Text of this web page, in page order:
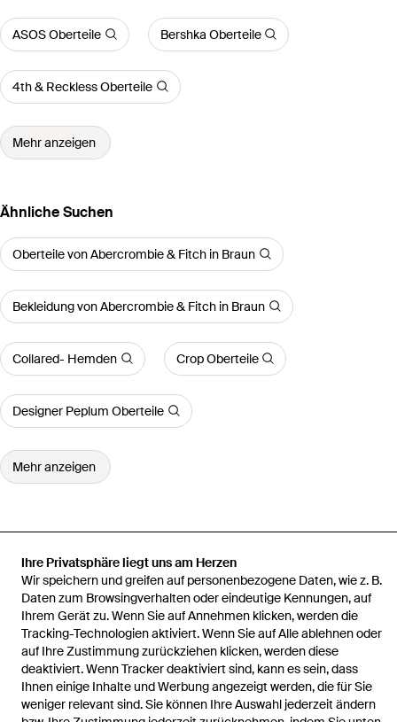
Ihre Privatsphäre liegt uns am Herzen
Wir speichern und greifen auf personenbezogene Daten, wie z. B.
Daten zum Browsingverhalten oder eindeutige Kennungen, auf
Ihrem Gerät zu. Wenn Sie auf Annehmen klicken, werden die
Tracking-Technologien aktiviert. Wenn Sie auf Alle ablehnen oder
auf Ihre Zustimmung zurückziehen klicken, werden diese
deaktiviert. Wenn Tracker deaktiviert sind, kann es sein, dass
Ihnen einige Inhalte und Werbung angezeigt werden, die für Sie
weniger relevant sind. Sie können Ihre Auswahl jederzeit ändern
ASOS Oberteile Bershka Oberteile
4th & Reckless Oberteile
Mehr anzeigen
Ähnliche Suchen
Oberteile von Abercrombie & Fitch in Braun
Bekleidung von Abercrombie & Fitch in Braun
Collared- Hemden Crop Oberteile
Designer Peplum Oberteile
Mehr anzeigen
Startseite Damen Oberteile
– kurzärmliges pyjama-hemd aus satin
mit em zitronenmuster, kombiteil
Hilfe und Informationen